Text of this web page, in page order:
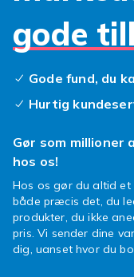
ekstra
nemt shoppe
online i dit
kaffe med
gode
Gode fund, du
Hurtig
Gør som millioner
hos os!
Hos os gør du altid et
både præcis det, du
produkter, du ikke
pris. Vi sender dine
dig, uanset hvor du